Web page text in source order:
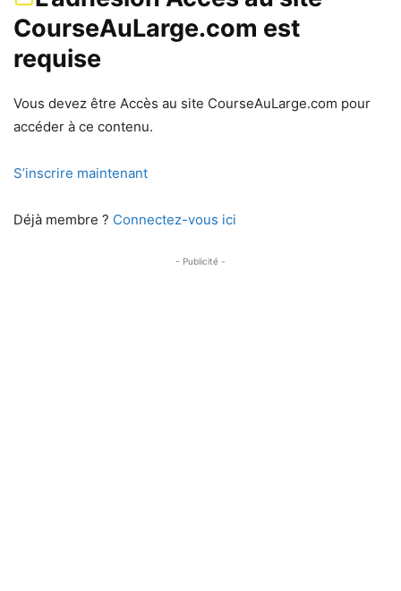
CourseAuLarge.com est
requise
Vous devez être Accès au site CourseAuLarge.com pour
accéder à ce contenu.
S’inscrire maintenant
Déjà membre ? Connectez-vous ici
- Publicité -